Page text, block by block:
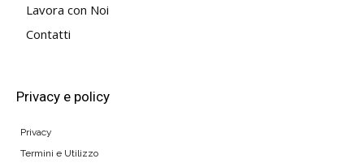
Lavora con Noi
Contatti
Privacy e policy
Privacy
Termini e Utilizzo